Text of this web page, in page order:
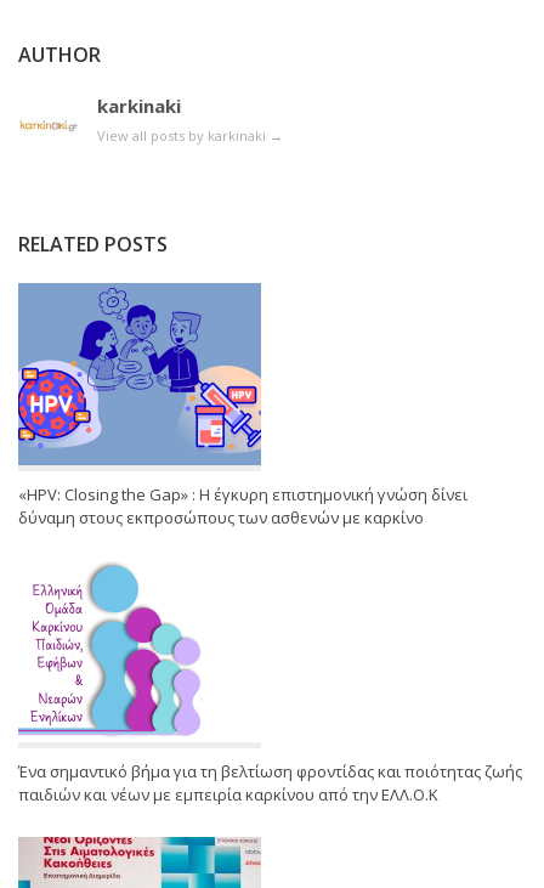
AUTHOR
karkinaki
View all posts by karkinaki →
RELATED POSTS
«HPV: Closing the Gap» : Η έγκυρη επιστημονική γνώση δίνει
δύναμη στους εκπροσώπους των ασθενών με καρκίνο
Ένα σημαντικό βήμα για τη βελτίωση φροντίδας και ποιότητας ζωής
παιδιών και νέων με εμπειρία καρκίνου από την ΕΛΛ.Ο.Κ